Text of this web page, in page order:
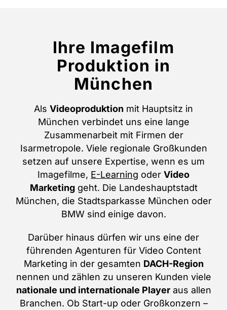
Ihre Imagefilm
Produktion in
München
Als Videoproduktion mit Hauptsitz in
München verbindet uns eine lange
Zusammenarbeit mit Firmen der
Isarmetropole. Viele regionale Großkunden
setzen auf unsere Expertise, wenn es um
Imagefilme, E-Learning oder Video
Marketinggeht. Die Landeshauptstadt
München, die Stadtsparkasse München oder
BMW sind einige davon.
Darüber hinaus dürfen wir uns eine der
führenden Agenturen für Video Content
Marketing in der gesamten DACH-Region
nennen und zählen zu unseren Kunden viele
nationale und internationale Playeraus allen
Branchen. Ob Start-up oder Großkonzern –